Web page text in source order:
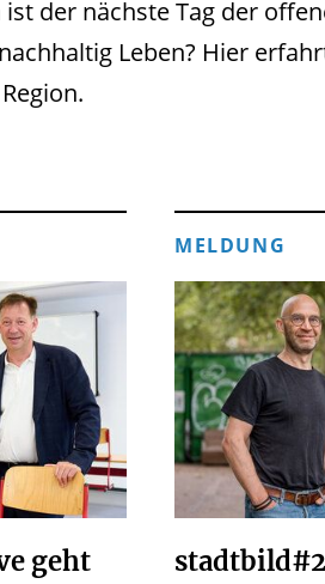
der nächste Tag der
Leben? Hier
geht
MELDUNG